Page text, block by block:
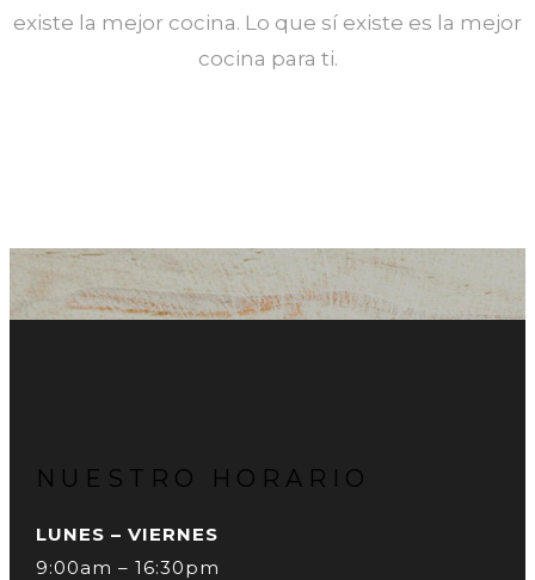
existe la mejor cocina. Lo que sí existe es la mejor
cocina para ti.
NUESTRO HORARIO
LUNES – VIERNES
9:00am – 16:30pm